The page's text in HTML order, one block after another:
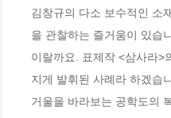
김창규의 다소 보수적인 소
을 관찰하는 즐거움이 있습
이랄까요. 표제작 <삼사라>
지게 발휘된 사례라 하겠습
거울을 바라보는 공학도의